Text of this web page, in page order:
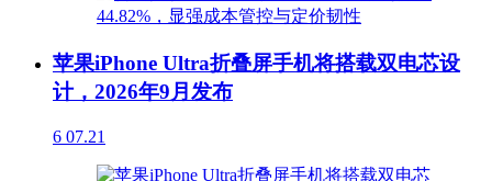
苹果iPhone Ultra折叠屏手机将搭载双电芯设
计，2026年9月发布
6 07.21